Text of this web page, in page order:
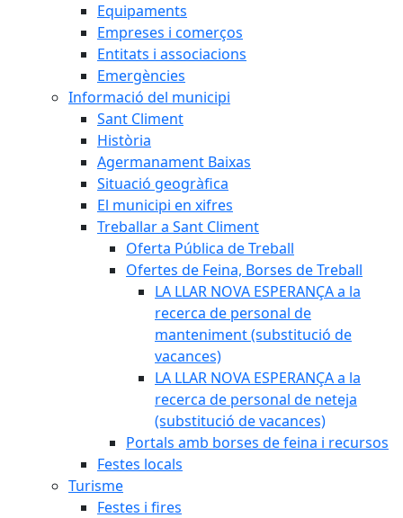
Equipaments
Empreses i comerços
Entitats i associacions
Emergències
Informació del municipi
Sant Climent
Història
Agermanament Baixas
Situació geogràfica
El municipi en xifres
Treballar a Sant Climent
Oferta Pública de Treball
Ofertes de Feina, Borses de Treball
LA LLAR NOVA ESPERANÇA a la
recerca de personal de
manteniment (substitució de
vacances)
LA LLAR NOVA ESPERANÇA a la
recerca de personal de neteja
(substitució de vacances)
Portals amb borses de feina i recursos
Festes locals
Turisme
Festes i fires